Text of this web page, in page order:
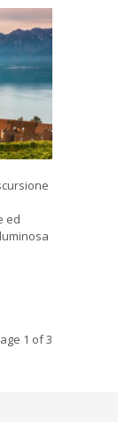
ed
1 of 3